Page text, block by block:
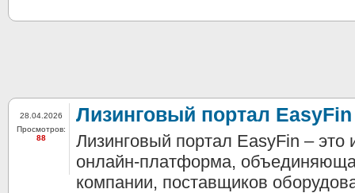
28.04.2026
Просмотров:
88
Лизинговый портал EasyFin
Лизинговый портал EasyFin – это
онлайн-платформа,
компании, поставщиков